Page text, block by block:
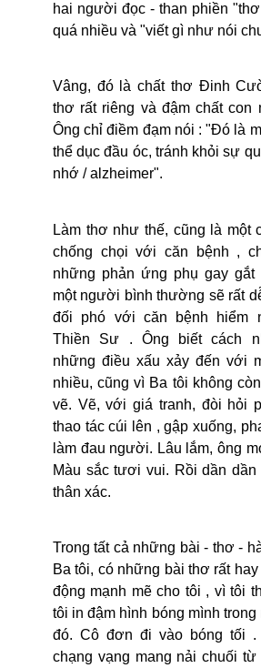
hai người đọc - than phiền
quá nhiều và "viết gì như nói
Vâng, đó là chất thơ Đinh
thơ rất riêng và đậm chất con
Ông chỉ điềm đạm nói : "Đó là
thể dục đầu óc, tránh khỏi sự
nhớ / alzheimer".
Làm thơ như thế, cũng là một
chống chọi với căn bệnh ,
những phản ứng phụ gay gắt
một người bình thường sẽ rất
đối phó với căn bệnh hiểm
Thiền Sư . Ông biết cách
những điều xấu xảy đến với
nhiều, cũng vì Ba tôi không
vẽ. Vẽ, với giá tranh, đòi hỏi
thao tác cúi lên , gập xuống,
làm đau người. Lâu lắm, ông
Màu sắc tươi vui. Rồi dần dần
thân xác.
Trong tất cả những bài - thơ -
Ba tôi, có những bài thơ rất
động mạnh mẽ cho tôi , vì tôi
tôi in đậm hình bóng mình
đó. Cô đơn đi vào bóng tối .
chạng vạng mang nải chuối